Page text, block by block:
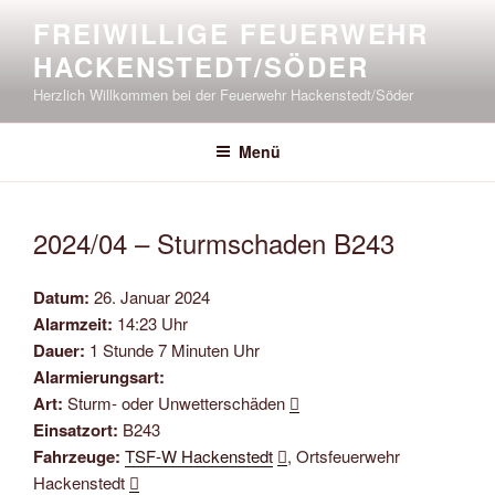
springen
FREIWILLIGE FEUERWEHR
HACKENSTEDT/SÖDER
Herzlich Willkommen bei der Feuerwehr Hackenstedt/Söder
Menü
2024/04 – Sturmschaden B243
Datum: 26. Januar 2024
Alarmzeit: 14:23 Uhr
Dauer: 1 Stunde 7 Minuten Uhr
Alarmierungsart:
Art: Sturm- oder Unwetterschäden
Einsatzort: B243
Fahrzeuge: TSF-W Hackenstedt
, Ortsfeuerwehr
Hackenstedt